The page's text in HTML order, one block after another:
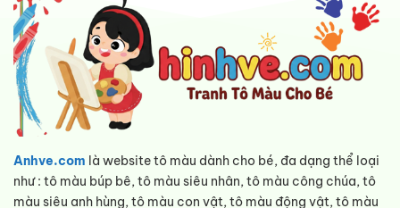
Anhve.com là website tô màu dành cho bé, đa dạng thể loại
như : tô màu búp bê, tô màu siêu nhân, tô màu công chúa, tô
màu siêu anh hùng, tô màu con vật, tô màu động vật, tô màu